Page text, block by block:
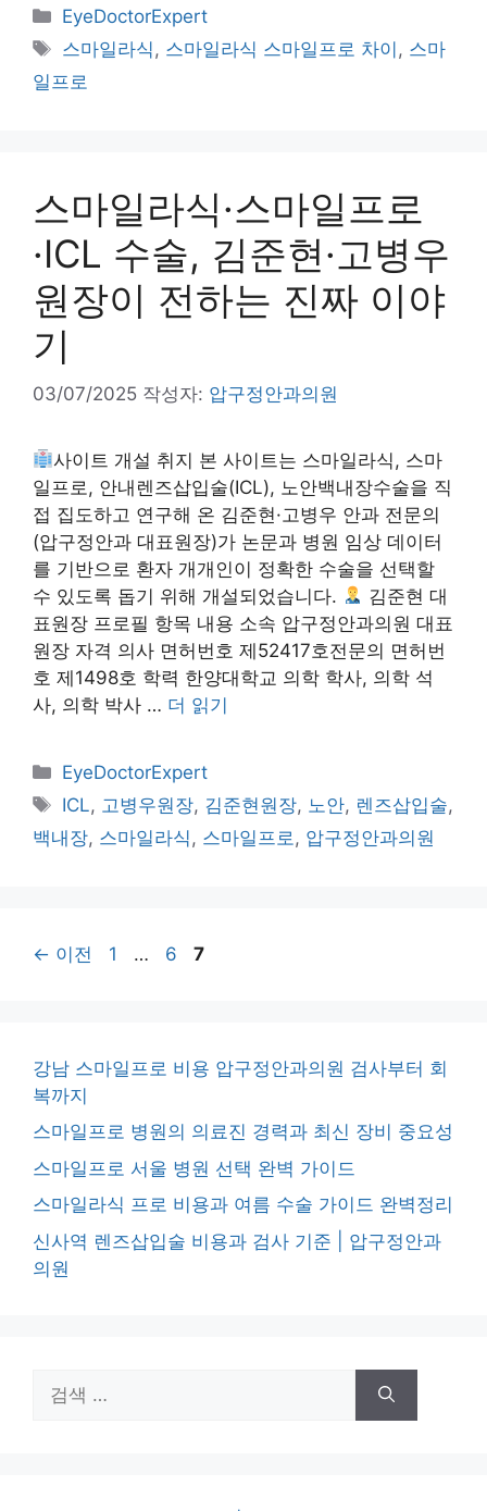
카
테
리
EyeDoctorExpert
태
그
스마일라식, 스마일라식 스마일프로 차이 , 스마
일프로
스마일라식·스마일프로
·ICL 수술, 김준현·고병우
원장이 전하는 진짜 이야
기
03/07/2025 작성자: 압구정안과의원
사이트 개설 취지 본 사이트는 스마일라식, 스마
일프로, 안내렌즈삽입술(ICL), 노안백내장수술을 직
접 집도하고 연구해 온 김준현·고병우 안과 전문의
(압구정안과 대표원장)가 논문과 병원 임상 데이터
를 기반으로 환자 개개인이 정확한 수술을 선택할
수 있도록 돕기 위해 개설되었습니다.
김준현 대
표원장 프로필 항목 내용 소속 압구정안과의원 대표
원장 자격 의사 면허번호 제52417호전문의 면허번
호 제1498호 학력 한양대학교 의학 학사, 의학 석
사, 의학 박사 … 더 읽기
카
테
리
EyeDoctorExpert
태
그
ICL, 고병우원장, 김준현원장, 노안, 렌즈삽입술,
백내장, 스마일라식 , 스마일프로 , 압구정안과의원
← 이전
페
1 …
페
6
페
7
강남 스마일프로 비용 압구정안과의원 검사부터 회
복까지
스마일프로 병원의 의료진 경력과 최신 장비 중요성
스마일프로 서울 병원 선택 완벽 가이드
스마일라식 프로 비용과 여름 수술 가이드 완벽정리
신사역 렌즈삽입술 비용과 검사 기준 | 압구정안과
의원
색: